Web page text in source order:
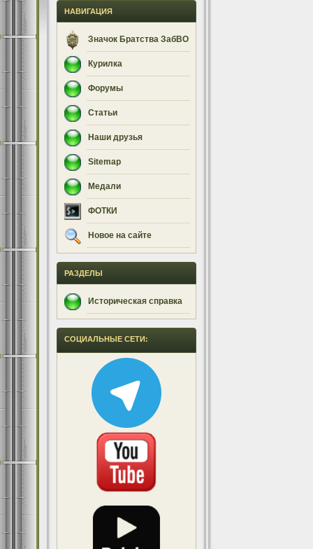
НАВИГАЦИЯ
Значок Братства ЗабВО
Курилка
Форумы
Статьи
Наши друзья
Sitemap
Медали
ФОТКИ
Новое на сайте
РАЗДЕЛЫ
Историческая справка
СОЦИАЛЬНЫЕ СЕТИ: